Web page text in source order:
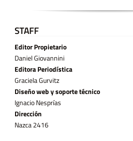
STAFF
Editor Propietario
Daniel Giovannini
Editora Periodística
Graciela Gurvitz
Diseño web y soporte técnico
Ignacio Nesprías
Dirección
Nazca 2416